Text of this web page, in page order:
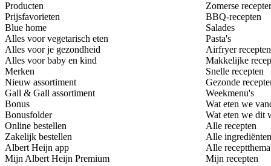
Producten
Prijsfavorieten
Blue home
Alles voor vegetarisch eten
Alles voor je gezondheid
Alles voor baby en kind
Merken
Nieuw assortiment
Gall & Gall assortiment
Bonus
Bonusfolder
Online bestellen
Zakelijk bestellen
Albert Heijn app
Mijn Albert Heijn Premium
Zomerse
BBQ-recepten
Salades
Pasta's
Airfryer recepten
Makkelijke
Snelle recepten
Gezonde
Weekmenu's
Wat eten we
Wat eten we dit
Alle recepten
Alle ingrediënten
Alle
Mijn recepten